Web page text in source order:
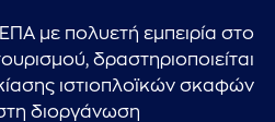
με πολυετή εμπειρία στο
δραστηριοποιείται
ιστιοπλοϊκών σκαφών
διοργάνωση